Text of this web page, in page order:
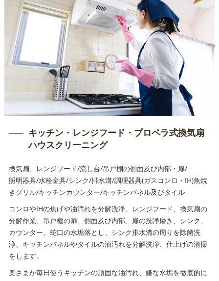
キッチン・レンジフード・プロペラ式換気扇
ハウスクリーニング
換気扇、レンジフード/流し台/吊戸棚の側面及び内部・扉/
照明器具/水栓金具/シンク/排水溝/調理器具(ガスコンロ・IH)魚焼
きグリル/キッチンカウンター/キッチンパネル及びタイル
コンロやIHの焦げや油汚れを分解洗浄、レンジフード、換気扇の
分解作業、吊戸棚の扉、側面及び内部、扉の洗浄磨き、シンク、
カウンター、蛇口の水垢落とし、シンク排水溝の周りを除菌洗
浄、キッチンパネルやタイルの油汚れを分解洗浄、仕上げの清掃
をします。
奥さまが毎日使うキッチンの頑固な油汚れ、嫌な水垢を徹底的に